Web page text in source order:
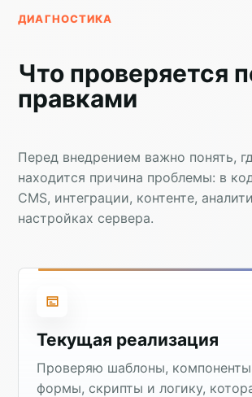
ДИАГНОСТИКА
Что проверяется
правками
Перед внедрением важно понять,
находится причина проблемы: в
CMS, интеграции, контенте,
настройках сервера.
Текущая реализация
Проверяю шаблоны,
формы, скрипты и логику,